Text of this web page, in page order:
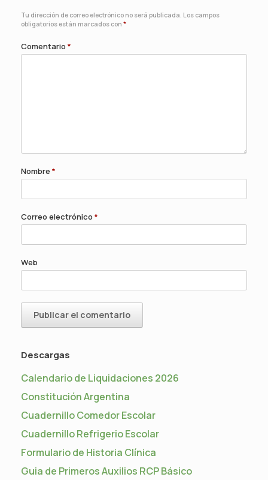
Tu dirección de correo electrónico no será publicada. Los campos
obligatorios están marcados con *
Comentario *
Nombre *
Correo electrónico *
Web
Descargas
Calendario de Liquidaciones 2026
Constitución Argentina
Cuadernillo Comedor Escolar
Cuadernillo Refrigerio Escolar
Formulario de Historia Clínica
Guia de Primeros Auxilios RCP Básico